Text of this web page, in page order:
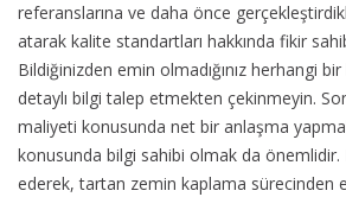
referanslarına ve daha önce
atarak kalite standartları hakkında fikir
Bildiğinizden emin olmadığınız herhangi
detaylı bilgi talep etmekten çekinmeyin.
maliyeti konusunda net bir anlaşma
konusunda bilgi sahibi olmak da önemlidir.
ederek, tartan zemin kaplama sürecinden